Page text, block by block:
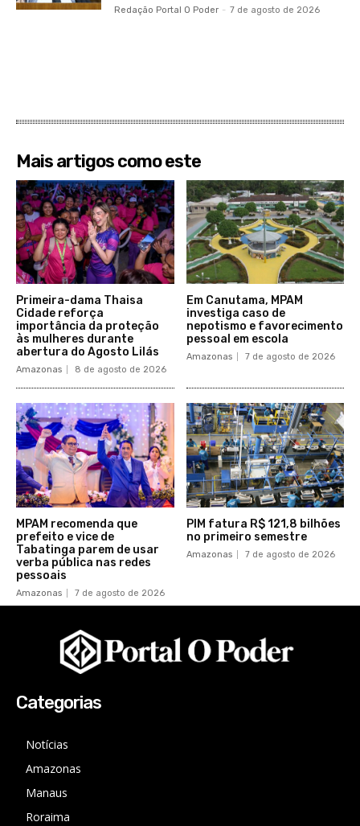
Redação Portal O Poder - 7 de agosto de 2026
Mais artigos como este
Primeira-dama Thaisa
Cidade reforça
importância da proteção
às mulheres durante
abertura do Agosto Lilás
Amazonas 8 de agosto de 2026
Em Canutama, MPAM
investiga caso de
nepotismo e favorecimento
pessoal em escola
Amazonas 7 de agosto de 2026
MPAM recomenda que
prefeito e vice de
Tabatinga parem de usar
verba pública nas redes
pessoais
Amazonas 7 de agosto de 2026
PIM fatura R$ 121,8 bilhões
no primeiro semestre
Amazonas 7 de agosto de 2026
Categorias
Notícias
Amazonas
Manaus
Roraima